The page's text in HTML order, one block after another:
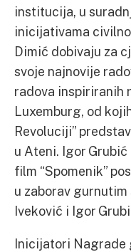
institucija, u
inicijativama
Dimić dobivaju za
svoje najnovije
radova inspiriranih
Luxemburg, od
Revoluciji”
u Ateni. Igor
film “Spomenik”
u zaborav gurnutim
Iveković i Igor
Inicijatori Nagrade